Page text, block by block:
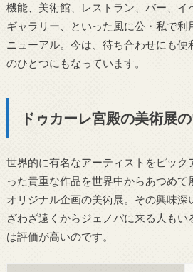
機能、美術館、レストラン、バー、イ
ギャラリー、といった風に公・私で利
ニューアル。今は、待ち合わせにも
のひとつにもなっています。
ドゥカーレ宮殿の美術展
世界的に有名なアーティストをピック
った貴重な作品を世界中からあつめ
オリジナル企画の美術展。その興味深
ざわざ遠くからジェノバに来る人も
は評価が高いのです。